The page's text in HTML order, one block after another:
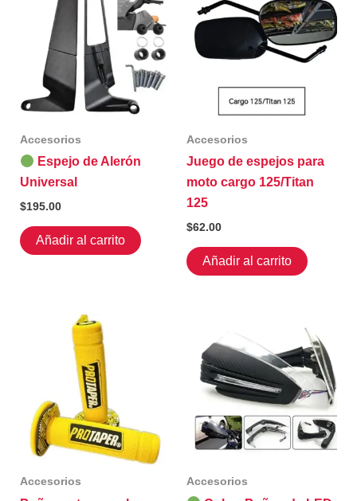
Accesorios
Espejo de Alerón
Universal
$195.00
Añadir al carrito
Accesorios
Juego de espejos para
moto cargo 125/Titan
125
$62.00
Añadir al carrito
Accesorios Accesorios